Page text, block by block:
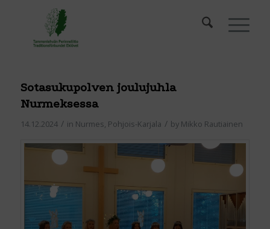
Sotasukupolven joulujuhla
Nurmeksessa
14.12.2024 / in Nurmes, Pohjois-Karjala / by Mikko Rautiainen